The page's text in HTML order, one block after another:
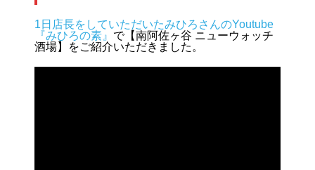
1日店長をしていただいたみひろさんのYoutube
『みひろの素』 で【南阿佐ヶ谷 ニューウォッチ
酒場】をご紹介いただきました。